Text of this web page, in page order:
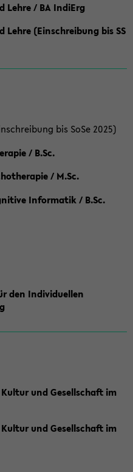
Lehre / BA IndiErg
(Einschreibung bis SS
bis SoSe 2025)
/ B.Sc.
/ M.Sc.
Informatik / B.Sc.
den Individuellen
und Gesellschaft im
und Gesellschaft im